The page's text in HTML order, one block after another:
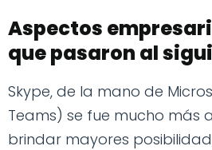
Aspectos
que pasaron al
Skype, de la mano de
Teams) se fue mucho más
brindar mayores